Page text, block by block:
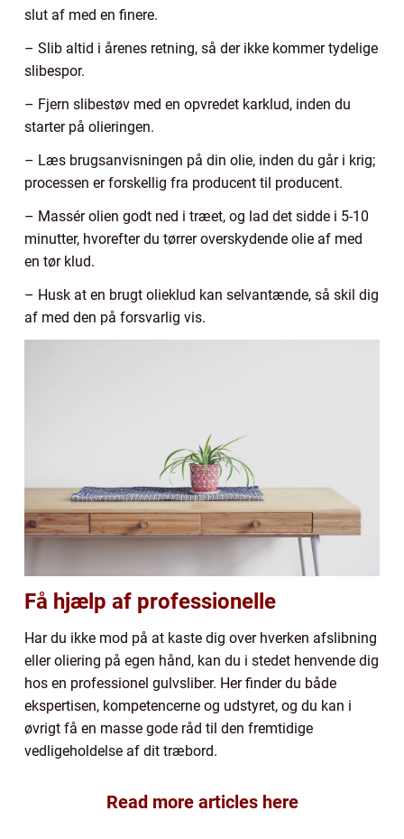
slut af med en finere.
– Slib altid i årenes retning, så der ikke kommer tydelige
slibespor.
– Fjern slibestøv med en opvredet karklud, inden du
starter på olieringen.
– Læs brugsanvisningen på din olie, inden du går i krig;
processen er forskellig fra producent til producent.
– Massér olien godt ned i træet, og lad det sidde i 5-10
minutter, hvorefter du tørrer overskydende olie af med
en tør klud.
– Husk at en brugt olieklud kan selvantænde, så skil dig
af med den på forsvarlig vis.
Få hjælp af professionelle
Har du ikke mod på at kaste dig over hverken afslibning
eller oliering på egen hånd, kan du i stedet henvende dig
hos en professionel gulvsliber. Her finder du både
ekspertisen, kompetencerne og udstyret, og du kan i
øvrigt få en masse gode råd til den fremtidige
vedligeholdelse af dit træbord.
Read more articles here